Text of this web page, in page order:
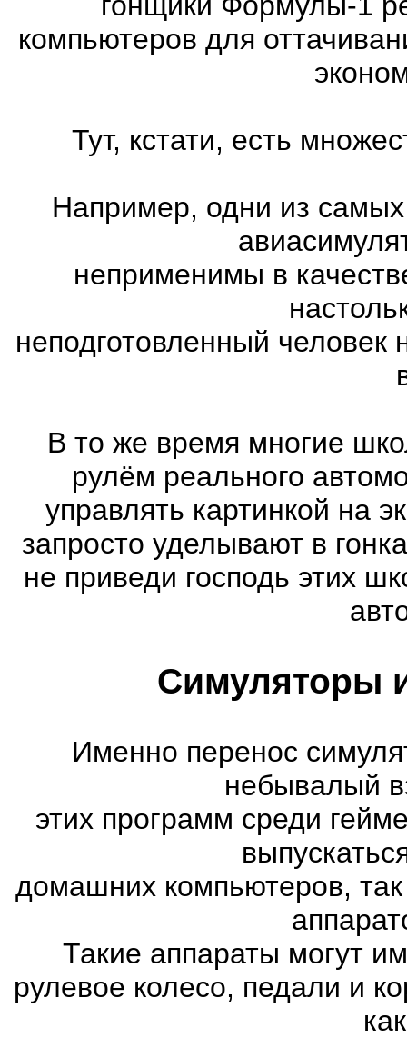
компьютеров для
Тут, кстати, есть
Например, одни из
неприменимы в
неподготовленный
В то же время многие
рулём реального
управлять картинкой на
запросто уделывают в
не приведи господь этих
Симуляторы
Именно перенос
небывалый
этих программ среди
домашних компьютеров,
Такие аппараты могут
рулевое колесо, педали и